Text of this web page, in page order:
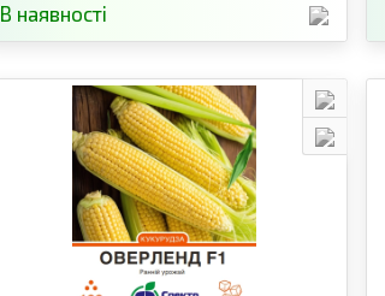
В наявності